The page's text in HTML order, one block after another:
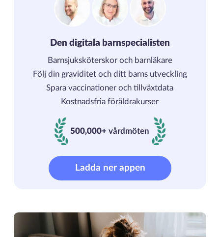
Den digitala barnspecialisten
Barnsjuksköterskor och barnläkare
Följ din graviditet och ditt barns utveckling
Spara vaccinationer och tillväxtdata
Kostnadsfria föräldrakurser
500000+ vårdmöten
500,000+ vårdmöten
Ladda ner appen